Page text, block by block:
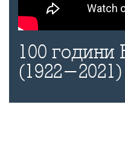
100 години
(1922-2021)